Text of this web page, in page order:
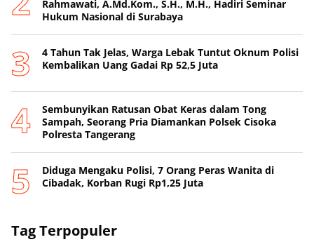
Rahmawati, A.Md.Kom., S.H., M.H., Hadiri Seminar
Hukum Nasional di Surabaya
4 Tahun Tak Jelas, Warga Lebak Tuntut Oknum Polisi
Kembalikan Uang Gadai Rp 52,5 Juta
Sembunyikan Ratusan Obat Keras dalam Tong
Sampah, Seorang Pria Diamankan Polsek Cisoka
Polresta Tangerang
Diduga Mengaku Polisi, 7 Orang Peras Wanita di
Cibadak, Korban Rugi Rp1,25 Juta
Tag Terpopuler